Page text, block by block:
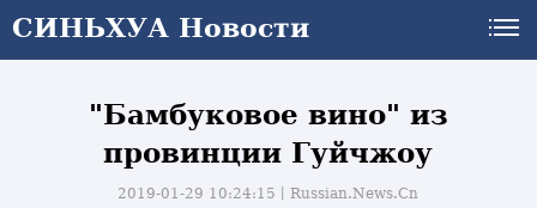
СИНЬХУА Новости
"Бамбуковое вино" из
провинции Гуйчжоу
2019-01-29 10:24:15丨Russian.News.Cn